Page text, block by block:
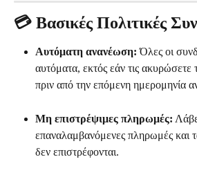
💳 Βασικές Πολιτικές
Αυτόματη ανανέωση: Όλες οι
αυτόματα, εκτός εάν τις ακυρώσετε
πριν από την επόμενη ημερομηνία
Μη επιστρέψιμες πληρωμές:
επαναλαμβανόμενες πληρωμές και
δεν επιστρέφονται.